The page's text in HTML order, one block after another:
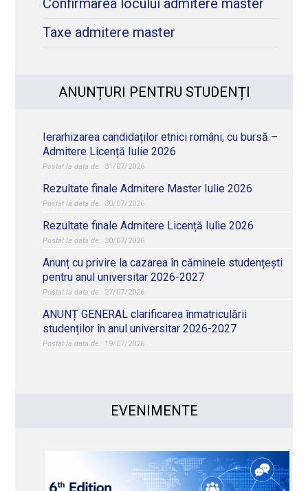
Confirmarea locului admitere master
Taxe admitere master
ANUNȚURI PENTRU STUDENȚI
Ierarhizarea candidaților etnici români, cu bursă –
Admitere Licență Iulie 2026
31/07/2026
Rezultate finale Admitere Master Iulie 2026
30/07/2026
Rezultate finale Admitere Licență Iulie 2026
30/07/2026
Anunț cu privire la cazarea în căminele studențești
pentru anul universitar 2026-2027
27/07/2026
ANUNȚ GENERAL clarificarea înmatriculării
studenților în anul universitar 2026-2027
19/07/2026
EVENIMENTE